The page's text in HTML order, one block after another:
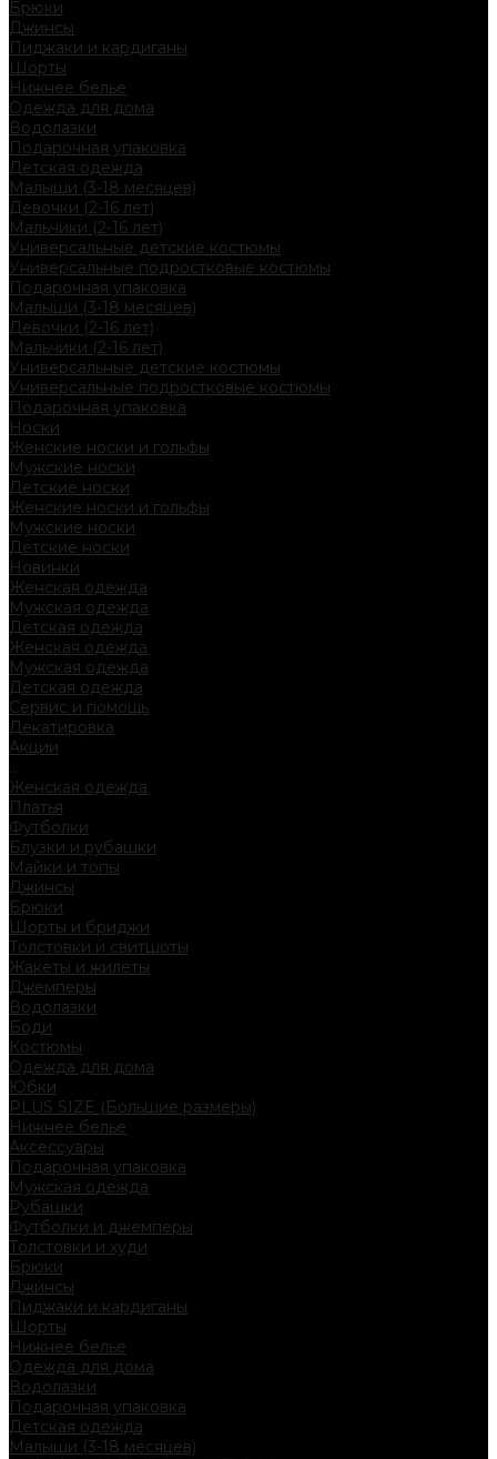
Брюки
Джинсы
Пиджаки и кардиганы
Шорты
Нижнее белье
Одежда для дома
Водолазки
Подарочная упаковка
Детская одежда
Малыши (3-18 месяцев)
Девочки (2-16 лет)
Мальчики (2-16 лет)
Универсальные детские костюмы
Универсальные подростковые костюмы
Подарочная упаковка
Малыши (3-18 месяцев)
Девочки (2-16 лет)
Мальчики (2-16 лет)
Универсальные детские костюмы
Универсальные подростковые костюмы
Подарочная упаковка
Носки
Женские носки и гольфы
Мужские носки
Детские носки
Женские носки и гольфы
Мужские носки
Детские носки
Новинки
Женская одежда
Мужская одежда
Детская одежда
Женская одежда
Мужская одежда
Детская одежда
Сервис и помощь
Декатировка
Акции
...
Женская одежда
Платья
Футболки
Блузки и рубашки
Майки и топы
Джинсы
Брюки
Шорты и бриджи
Толстовки и свитшоты
Жакеты и жилеты
Джемперы
Водолазки
Боди
Костюмы
Одежда для дома
Юбки
PLUS SIZE (Большие размеры)
Нижнее белье
Аксессуары
Подарочная упаковка
Мужская одежда
Рубашки
Футболки и джемперы
Толстовки и худи
Брюки
Джинсы
Пиджаки и кардиганы
Шорты
Нижнее белье
Одежда для дома
Водолазки
Подарочная упаковка
Детская одежда
Малыши (3-18 месяцев)